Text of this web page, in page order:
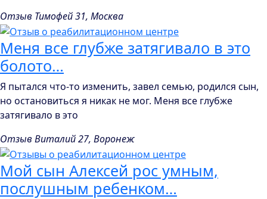
Отзыв Тимофей 31, Москва
Меня все глубже затягивало в это
болото…
Я пытался что-то изменить, завел семью, родился сын,
но остановиться я никак не мог. Меня все глубже
затягивало в это
Отзыв Виталий 27, Воронеж
Мой сын Алексей рос умным,
послушным ребенком…